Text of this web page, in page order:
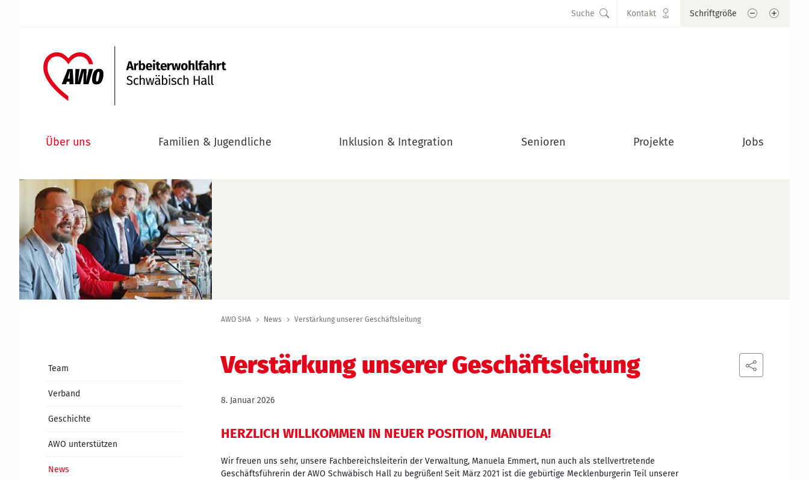
Suche Kontakt Schriftgröße SchriftSchrift
Über uns Familien & Jugendliche Inklusion & Integration Senioren Projekte Jobs
AWO SHA News Verstärkung unserer Geschäftsleitung
Verstärkung unserer Geschäftsleitung
8. Januar 2026
HERZLICH WILLKOMMEN IN NEUER POSITION, MANUELA!
Wir freuen uns sehr, unsere Fachbereichsleiterin der Verwaltung, Manuela Emmert, nun auch als stellvertretende
Geschäftsführerin der AWO Schwäbisch Hall zu begrüßen! Seit März 2021 ist die gebürtige Mecklenburgerin Teil unserer
Team
Verband
Geschichte
AWO unterstützen
News